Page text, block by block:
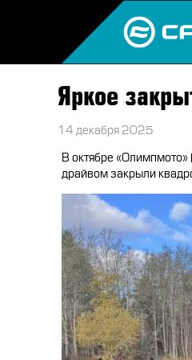
Яркое
14 декабря 2025
В октябре
драйвом закрыли